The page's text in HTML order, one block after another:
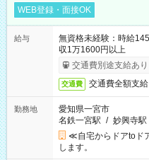
WEB登録・面接OK
給与
無資格未経験：時給
収1万1600円以上
交通費別途支給あり
交通費 交通費全額支給
勤務地
愛知県一宮市
名鉄一宮駅 / 妙興寺駅
≪自宅からドアtoド
します。